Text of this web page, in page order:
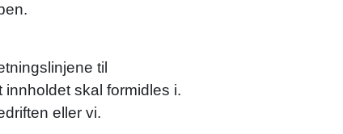
til
skal formidles i.
eller vi.